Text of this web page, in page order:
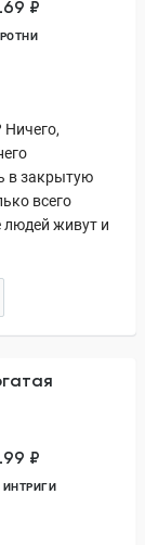
₽
Ничего,
в закрытую
всего
людей живут и
₽
ИНТРИГИ